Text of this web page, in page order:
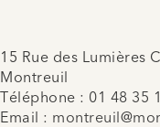
15 Rue des Lumières
Montreuil
Téléphone : 01 48 35
Email :